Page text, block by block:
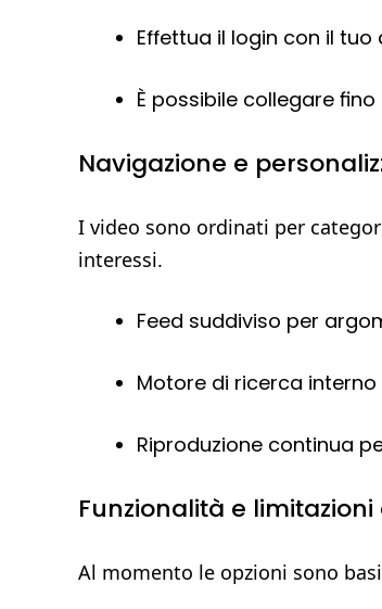
Effettua il login con il
È possibile collegare fino
Navigazione e
I video sono ordinati per
interessi.
Feed suddiviso per
Motore di ricerca
Riproduzione continua
Funzionalità e
Al momento le opzioni sono